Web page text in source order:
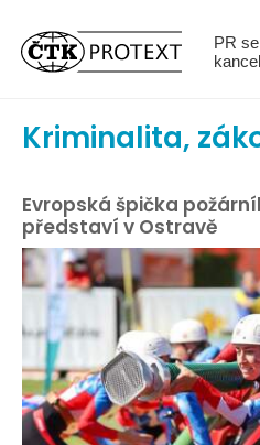
PR
Kriminalita,
Evropská špička
představí v Ostravě